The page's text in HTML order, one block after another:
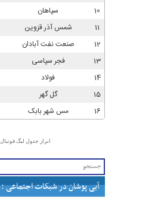
ابزار جدول لیگ فوتبال
آبی پوشان در شبکات اجتماعی :